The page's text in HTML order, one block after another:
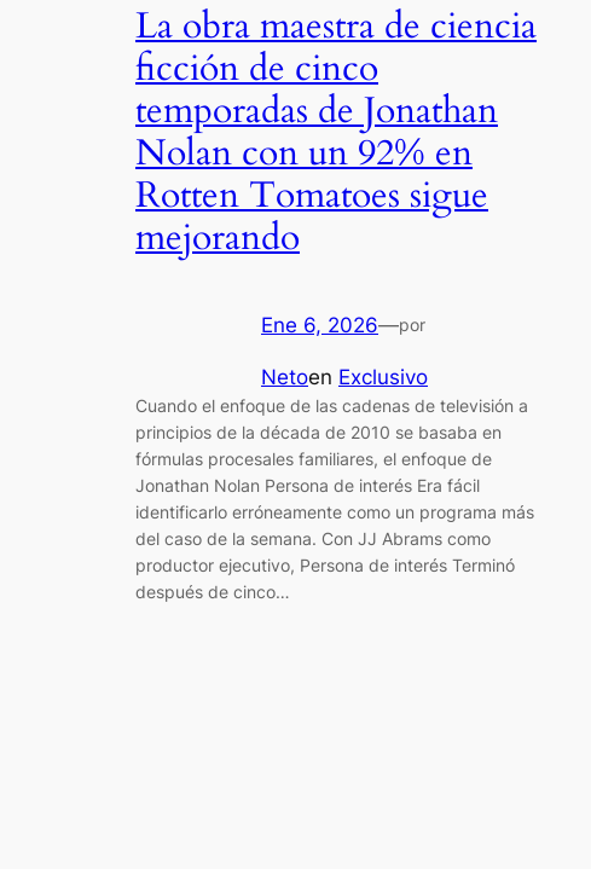
La obra maestra de ciencia
ficción de cinco
temporadas de Jonathan
Nolan con un 92% en
Rotten Tomatoes sigue
mejorando
Ene 6, 2026—por
Netoen Exclusivo
Cuando el enfoque de las cadenas de televisión a
principios de la década de 2010 se basaba en
fórmulas procesales familiares, el enfoque de
Jonathan Nolan Persona de interés Era fácil
identificarlo erróneamente como un programa más
del caso de la semana. Con JJ Abrams como
productor ejecutivo, Persona de interés Terminó
después de cinco…